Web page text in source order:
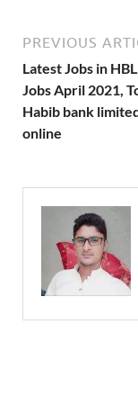
PREVIOUS
Latest Jobs in
Jobs April 2021,
Habib bank
online